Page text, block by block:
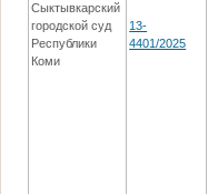
Сыктывкарский
городской суд
Республики
Коми
13-
4401/2025